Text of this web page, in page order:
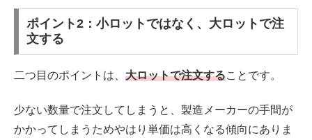
ポイント2：小ロットではなく、大ロットで注
文する
二つ目のポイントは、 大ロットで注文することです。
少ない数量で注文してしまうと、製造メーカーの手間が
かかってしまうためやはり単価は高くなる傾向にありま